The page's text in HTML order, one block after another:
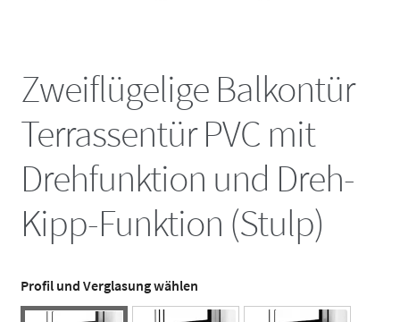
Zweiflügelige Balkontür
Terrassentür PVC mit
Drehfunktion und Dreh-
Kipp-Funktion (Stulp)
Profil und Verglasung wählen